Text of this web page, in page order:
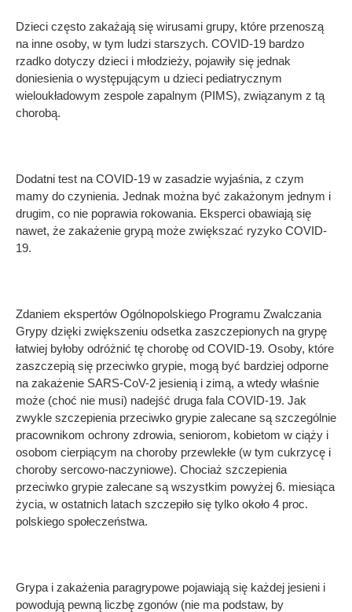
Dzieci często zakażają się wirusami grupy, które przenoszą
na inne osoby, w tym ludzi starszych. COVID-19 bardzo
rzadko dotyczy dzieci i młodzieży, pojawiły się jednak
doniesienia o występującym u dzieci pediatrycznym
wieloukładowym zespole zapalnym (PIMS), związanym z tą
chorobą.
Dodatni test na COVID-19 w zasadzie wyjaśnia, z czym
mamy do czynienia. Jednak można być zakażonym jednym i
drugim, co nie poprawia rokowania. Eksperci obawiają się
nawet, że zakażenie grypą może zwiększać ryzyko COVID-
19.
Zdaniem ekspertów Ogólnopolskiego Programu Zwalczania
Grypy dzięki zwiększeniu odsetka zaszczepionych na grypę
łatwiej byłoby odróżnić tę chorobę od COVID-19. Osoby, które
zaszczepią się przeciwko grypie, mogą być bardziej odporne
na zakażenie SARS-CoV-2 jesienią i zimą, a wtedy właśnie
może (choć nie musi) nadejść druga fala COVID-19. Jak
zwykle szczepienia przeciwko grypie zalecane są szczególnie
pracownikom ochrony zdrowia, seniorom, kobietom w ciąży i
osobom cierpiącym na choroby przewlekłe (w tym cukrzycę i
choroby sercowo-naczyniowe). Chociaż szczepienia
przeciwko grypie zalecane są wszystkim powyżej 6. miesiąca
życia, w ostatnich latach szczepiło się tylko około 4 proc.
polskiego społeczeństwa.
Grypa i zakażenia paragrypowe pojawiają się każdej jesieni i
powodują pewną liczbę zgonów (nie ma podstaw, by